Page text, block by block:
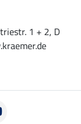
1 + 2, D